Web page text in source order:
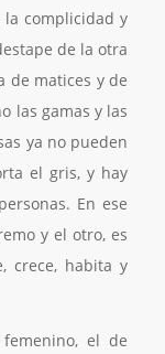
la complicidad y
de la otra
de matices y de
las gamas y las
ya no pueden
el gris, y hay
En ese
y el otro, es
crece, habita y
el de